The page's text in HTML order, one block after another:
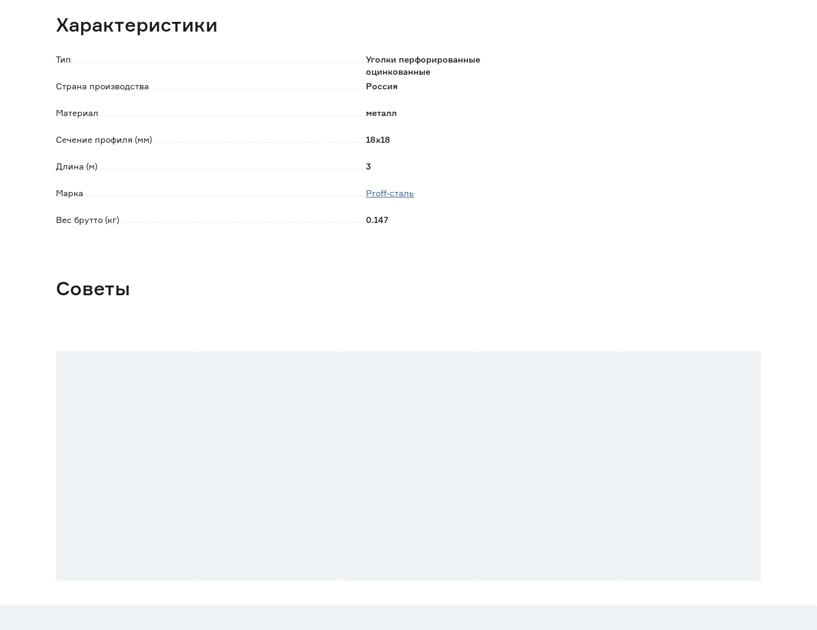
Характеристики
Тип
Уголки перфорированные
оцинкованные
Страна производства
Россия
Материал металл
Сечение профиля (мм) 18x18
Длина (м) 3
Марка Proff-сталь
Вес брутто (кг) 0.147
Советы